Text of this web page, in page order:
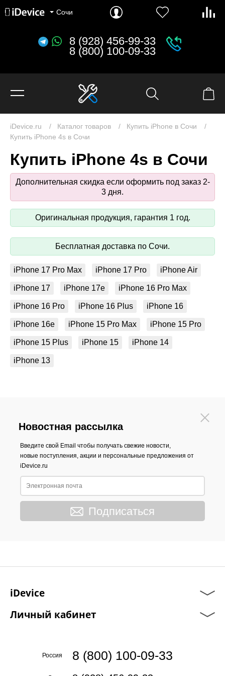
Сочи
8 (928) 456-99-33
8 (800) 100-09-33
iDevice.ru Каталог товаров
Купить iPhone в Сочи
Купить iPhone 4s в Сочи
Купить iPhone 4s в Сочи
Дополнительная скидка если оформить под заказ 2-
3 дня.
Оригинальная продукция, гарантия 1 год.
Бесплатная доставка по Сочи.
iPhone 17 Pro Max iPhone 17 Pro iPhone Air
iPhone 17 iPhone 17e iPhone 16 Pro Max
iPhone 16 Pro iPhone 16 Plus iPhone 16
iPhone 16e iPhone 15 Pro Max iPhone 15 Pro
iPhone 15 Plus iPhone 15 iPhone 14
iPhone 13
Новостная рассылка
Введите свой Email чтобы получать свежие новости,
новые поступления, акции и персональные предложения от
iDevice.ru
Подписаться
iDevice
Личный кабинет
Россия 8 (800) 100-09-33